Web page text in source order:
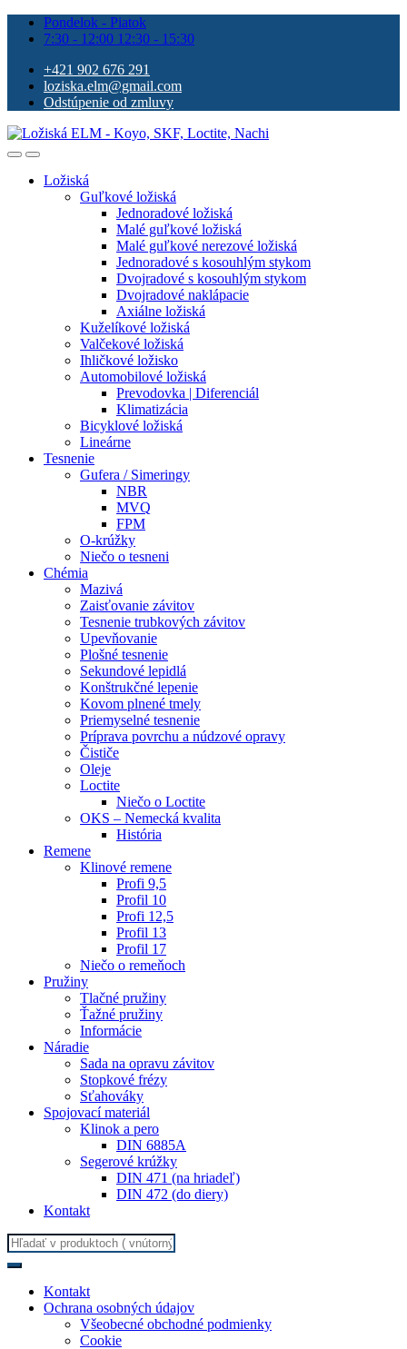
Pondelok - Piatok
7:30 - 12:00 12:30 - 15:30
+421 902 676 291
loziska.elm@gmail.com
Odstúpenie od zmluvy
Ložiská
Guľkové ložiská
Jednoradové ložiská
Malé guľkové ložiská
Malé guľkové nerezové ložiská
Jednoradové s kosouhlým stykom
Dvojradové s kosouhlým stykom
Dvojradové naklápacie
Axiálne ložiská
Kuželíkové ložiská
Valčekové ložiská
Ihličkové ložisko
Automobilové ložiská
Prevodovka | Diferenciál
Klimatizácia
Bicyklové ložiská
Lineárne
Tesnenie
Gufera / Simeringy
NBR
MVQ
FPM
O-krúžky
Niečo o tesneni
Chémia
Mazivá
Zaisťovanie závitov
Tesnenie trubkových závitov
Upevňovanie
Plošné tesnenie
Sekundové lepidlá
Konštrukčné lepenie
Kovom plnené tmely
Priemyselné tesnenie
Príprava povrchu a núdzové opravy
Čističe
Oleje
Loctite
Niečo o Loctite
OKS – Nemecká kvalita
História
Remene
Klinové remene
Profi 9,5
Profil 10
Profi 12,5
Profil 13
Profil 17
Niečo o remeňoch
Pružiny
Tlačné pružiny
Ťažné pružiny
Informácie
Náradie
Sada na opravu závitov
Stopkové frézy
Sťahováky
Spojovací materiál
Klinok a pero
DIN 6885A
Segerové krúžky
DIN 471 (na hriadeľ)
DIN 472 (do diery)
Kontakt
Search
for:
Kontakt
Ochrana osobných údajov
Všeobecné obchodné podmienky
Cookie